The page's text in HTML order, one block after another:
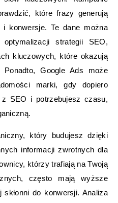
które frazy generują
i konwersje. Te dane można
strategii SEO,
kluczowych, które okazują
Ponadto, Google Ads może
marki, gdy dopiero
SEO i potrzebujesz czasu,
który budujesz dzięki
informacji zwrotnych dla
którzy trafiają na Twoją
często mają wyższe
do konwersji. Analiza